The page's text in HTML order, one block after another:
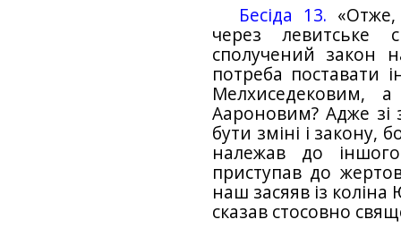
Бесіда 13. «Отже,
через
сполучений закон
потреба поставати
Мелхиседековим,
Аароновим? Адже зі
бути зміні і закону,
належав до
приступав до
наш засяяв із
сказав стосовно